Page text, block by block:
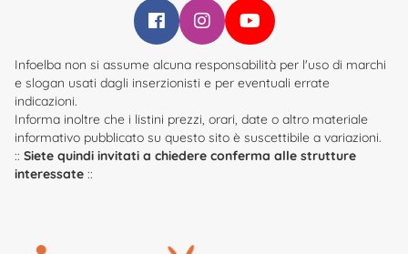
Infoelba su Facebook
Infoelba su Instagram
Infoelba su YouTube
Infoelba non si assume alcuna responsabilità per l'uso di marchi
e slogan usati dagli inserzionisti e per eventuali errate
indicazioni.
Informa inoltre che i listini prezzi, orari, date o altro materiale
informativo pubblicato su questo sito è suscettibile a variazioni.
:: Siete quindi invitati a chiedere conferma alle strutture
interessate ::